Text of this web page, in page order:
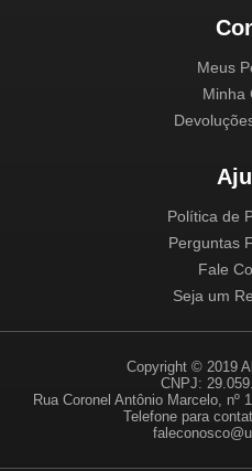
Meus
Minha
Política de
Perguntas
Fale
Seja um
Copyright © 2019
CNPJ:
Rua Coronel Antônio Marcelo, nº
Telefone para